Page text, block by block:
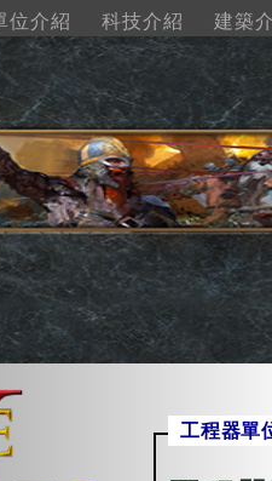
位介紹 科技介紹 建築
工程器單